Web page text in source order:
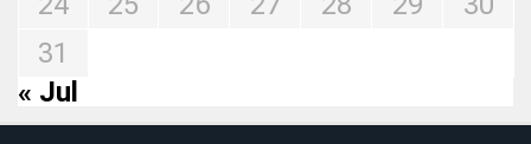
31
« Jul